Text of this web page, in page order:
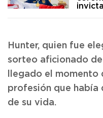
Hunter, quien fue
sorteo aficionado
llegado el
profesión que había
de su vida.